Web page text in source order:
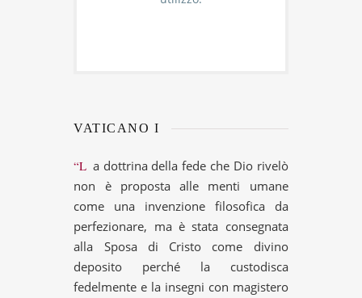
VATICANO I
“La dottrina della fede che Dio rivelò
non è proposta alle menti umane
come una invenzione filosofica da
perfezionare, ma è stata consegnata
alla Sposa di Cristo come divino
deposito perché la custodisca
fedelmente e la insegni con magistero